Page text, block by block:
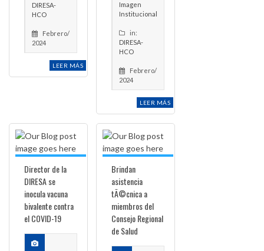
DIRESA-
HCO
Febrero/
2024
LEER MÁS
Imagen
Institucional
in:
DIRESA-
HCO
Febrero/
2024
LEER MÁS
Director de la
DIRESA se
inocula vacuna
bivalente contra
el COVID-19
Brindan
asistencia
tÃ©cnica a
miembros del
Consejo Regional
de Salud